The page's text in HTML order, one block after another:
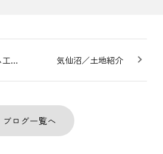
H様邸 リフォーム工事進行中 気仙沼／土地紹介
ブログ一覧へ